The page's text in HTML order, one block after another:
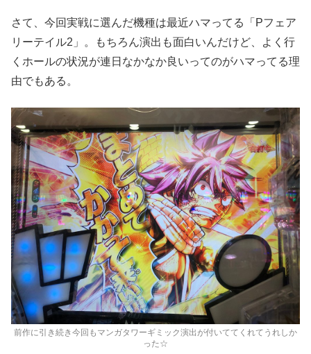
さて、今回実戦に選んだ機種は最近ハマってる「Pフェア
リーテイル2」。もちろん演出も面白いんだけど、よく行
くホールの状況が連日なかなか良いってのがハマってる理
由でもある。
前作に引き続き今回もマンガタワーギミック演出が付いててくれてうれしか
った☆